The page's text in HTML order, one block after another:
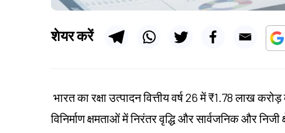
शेयर करें
भारत का रक्षा उत्पादन वित्तीय वर्ष 26 में ₹1.78 लाख
विनिर्माण क्षमताओं में निरंतर वृद्धि और सार्वजनिक और निजी